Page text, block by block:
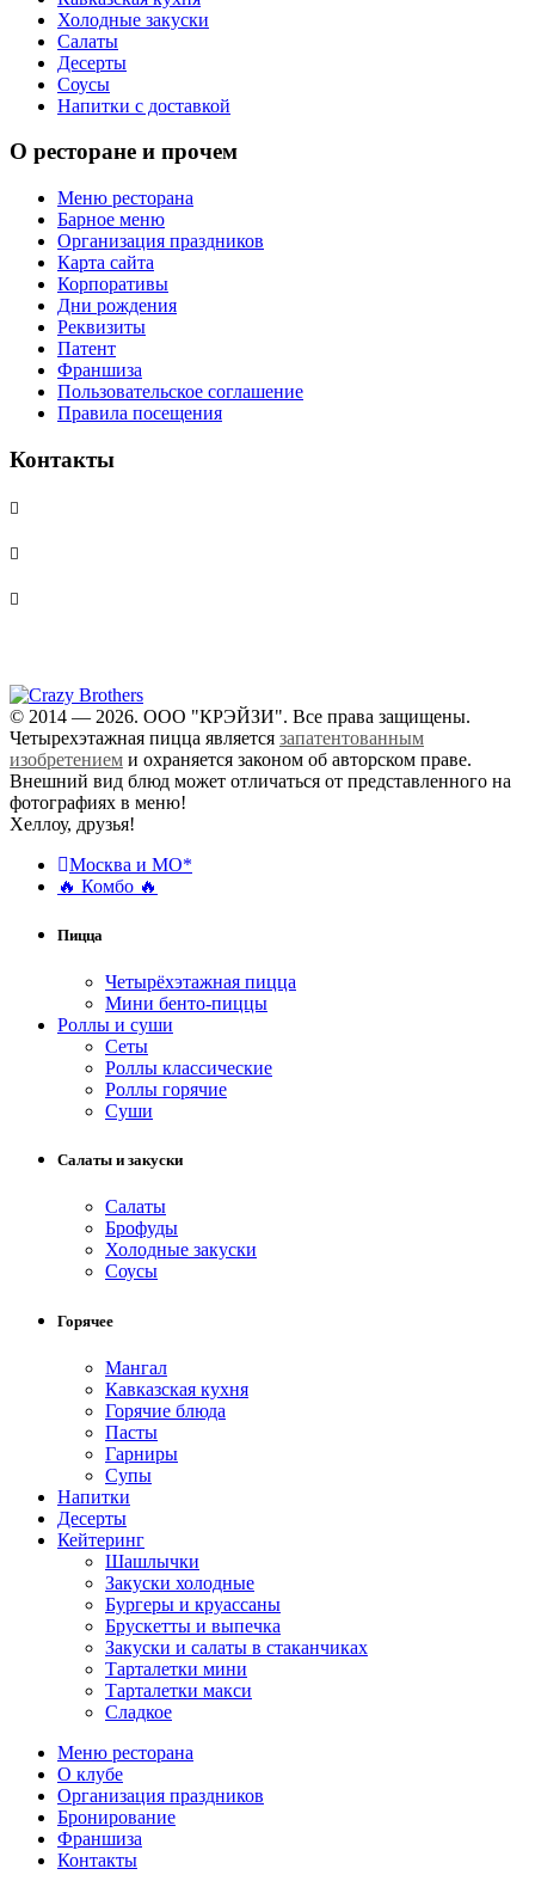
Холодные закуски
Салаты
Десерты
Соусы
Напитки с доставкой
О ресторане и прочем
Меню ресторана
Барное меню
Организация праздников
Карта сайта
Корпоративы
Дни рождения
Реквизиты
Патент
Франшиза
Пользовательское соглашение
Правила посещения
Контакты
© 2014 — 2026. ООО "КРЭЙЗИ". Все права защищены.
Четырехэтажная пицца является запатентованным
изобретением и охраняется законом об авторском праве.
Внешний вид блюд может отличаться от представленного на
фотографиях в меню!
Хеллоу, друзья!
Москва и МО*
🔥 Комбо 🔥
Пицца
Четырёхэтажная пицца
Мини бенто-пиццы
Роллы и суши
Сеты
Роллы классические
Роллы горячие
Суши
Салаты и закуски
Салаты
Брофуды
Холодные закуски
Соусы
Горячее
Мангал
Кавказская кухня
Горячие блюда
Пасты
Гарниры
Супы
Напитки
Десерты
Кейтеринг
Шашлычки
Закуски холодные
Бургеры и круассаны
Брускетты и выпечка
Закуски и салаты в стаканчиках
Тарталетки мини
Тарталетки макси
Сладкое
Меню ресторана
О клубе
Организация праздников
Бронирование
Франшиза
Контакты